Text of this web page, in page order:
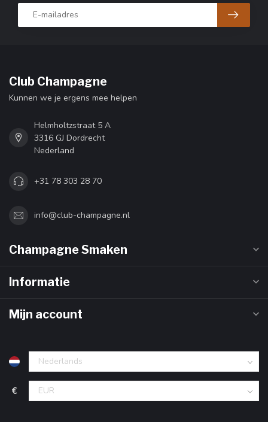
Club Champagne
Kunnen we je ergens mee helpen
Helmholtzstraat 5 A
3316 GJ Dordrecht
Nederland
+31 78 303 28 70
info@club-champagne.nl
Champagne Smaken
Informatie
Mijn account
€